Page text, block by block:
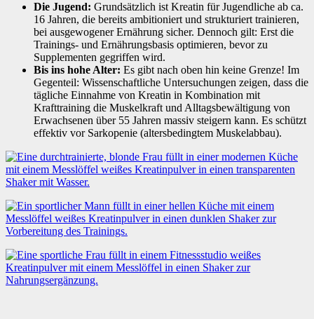
Die Jugend: Grundsätzlich ist Kreatin für Jugendliche ab ca.
16 Jahren, die bereits ambitioniert und strukturiert trainieren,
bei ausgewogener Ernährung sicher. Dennoch gilt: Erst die
Trainings- und Ernährungsbasis optimieren, bevor zu
Supplementen gegriffen wird.
Bis ins hohe Alter: Es gibt nach oben hin keine Grenze! Im
Gegenteil: Wissenschaftliche Untersuchungen zeigen, dass die
tägliche Einnahme von Kreatin in Kombination mit
Krafttraining die Muskelkraft und Alltagsbewältigung von
Erwachsenen über 55 Jahren massiv steigern kann. Es schützt
effektiv vor Sarkopenie (altersbedingtem Muskelabbau).